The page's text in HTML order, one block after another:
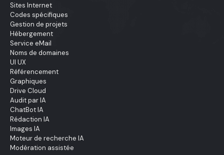
Sites Internet
Codes spécifiques
Gestion de projets
Hébergement
Service eMail
Noms de domaines
UI UX
Référencement
Graphiques
Drive Cloud
Audit par IA
ChatBot IA
Rédaction IA
Images IA
Moteur de recherche IA
Modération assistée